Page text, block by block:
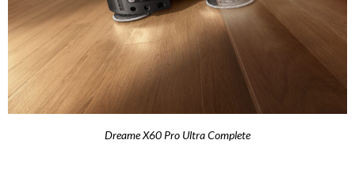
Dreame X60 Pro Ultra Complete